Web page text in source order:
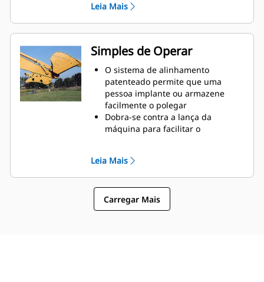
Obtenha o melhor polegar para
suas tarefas. Com três
configurações de dentes, selecione
a melhor opção para um cabo
largo ou estreito e tempos de
centralização mais curtos para
posicionar a lança durante o
transporte.
Gerenciar várias acessórios de
uma frota é mais fácil com um
sistema acoplador. Os modelos de
de Engate Rápido Cat, permitindo
que máquinas de tamanhos
semelhantes compartilhem
polegares e outros acessórios.
Leia Mais
Simples de Operar
O sistema de alinhamento
patenteado permite que uma
pessoa implante ou armazene
facilmente o polegar
Dobra-se contra a lança da
máquina para facilitar o
Instalação, manutenção e
operação em geral fácil tornam os
polegares uma opção de
propriedade e operação mais
simples e acessível do que as
Leia Mais
Carregar Mais